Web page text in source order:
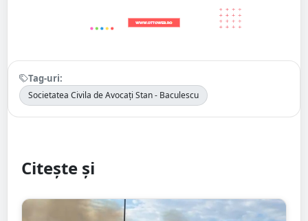
Tag-uri:
Societatea Civila de Avocați Stan - Baculescu
Citește și